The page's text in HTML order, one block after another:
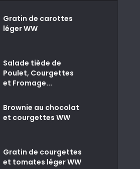
Gratin de carottes
léger WW
Salade tiède de
Poulet, Courgettes
et Fromage...
Brownie au chocolat
et courgettes WW
Gratin de courgettes
et tomates léger WW